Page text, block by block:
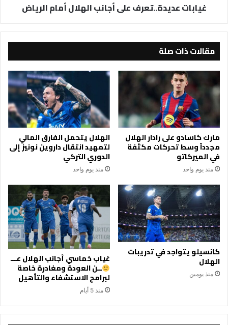
غيابات عديدة..تعرف على أجانب الهلال أمام الرياض
مقالات ذات صلة
مارك كاسادو على رادار الهلال
مجدداً وسط تحركات مكثفة
في الميركاتو
منذ يوم واحد
الهلال يتحمل الفارق المالي
لتمهيد انتقال داروين نونيز إلى
الدوري التركي
منذ يوم واحد
كانسيلو يتواجد في تدريبات
الهلال
منذ يومين
غياب خماسي أجانب الهلال عـــ
ــن العودة ومغادرة خاصة
لبرامج الاستشفاء والتأهيل
منذ 5 أيام